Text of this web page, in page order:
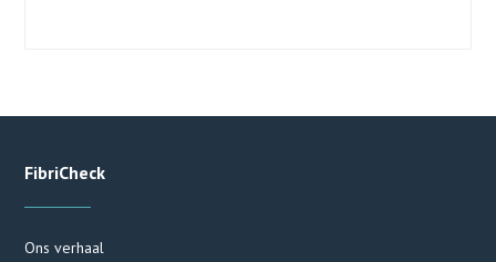
FibriCheck
Ons verhaal